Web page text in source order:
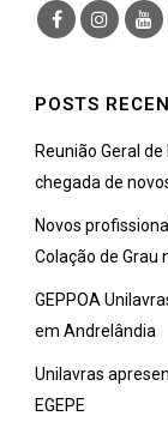
POSTS
Reunião Geral
chegada de
Novos
Colação de Grau
GEPPOA
em Andrelândia
Unilavras
EGEPE